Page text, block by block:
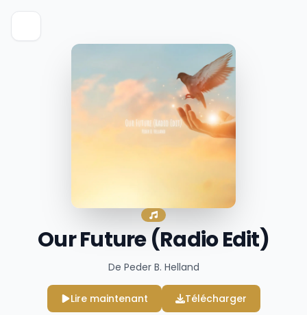
Our Future (Radio Edit)
De Peder B. Helland
Lire maintenant Télécharger